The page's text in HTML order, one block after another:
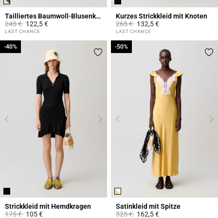
Tailliertes Baumwoll-Blusenkleid
Price reduced from
245 €to122,5 €
4,3 out of 5 Customer Rating
LAST CHANCE
Kurzes Strickkleid mit Knoten
Price reduced from
265 €to132,5 €
5 out of 5 Customer Rating
LAST CHANCE
Strickkleid mit Hemdkragen
Price reduced from
175 €to
-40%
105 €
-40%
Satinkleid mit Spitze
Price reduced from
325 €to
-50%
162,5 €
-50%